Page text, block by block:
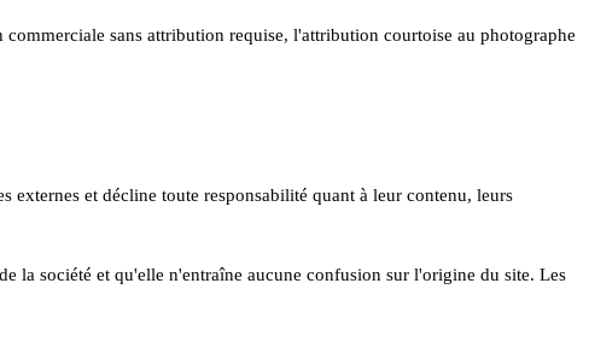
sans attribution requise, l'attribution courtoise au photographe
externes et décline toute responsabilité quant à leur contenu, leurs
la société et qu'elle n'entraîne aucune confusion sur l'origine du site. Les